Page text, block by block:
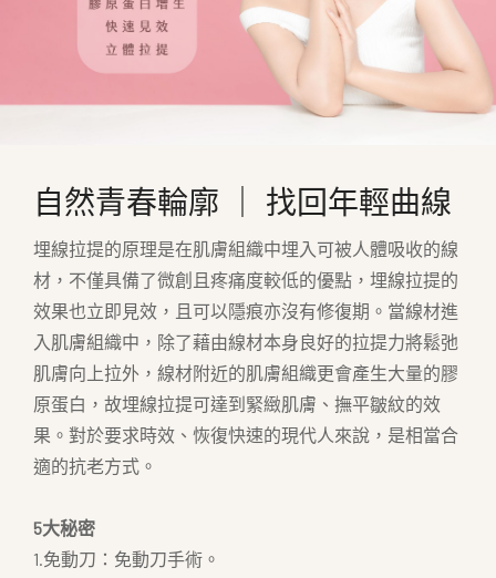
自然青春輪廓 ｜ 找回年輕曲線
埋線拉提的原理是在肌膚組織中埋入可被人體吸收的線
材，不僅具備了微創且疼痛度較低的優點，埋線拉提的
效果也立即見效，且可以隱痕亦沒有修復期。當線材進
入肌膚組織中，除了藉由線材本身良好的拉提力將鬆弛
肌膚向上拉外，線材附近的肌膚組織更會產生大量的膠
原蛋白，故埋線拉提可達到緊緻肌膚、撫平皺紋的效
果。對於要求時效、恢復快速的現代人來說，是相當合
適的抗老方式。
5大秘密
1.免動刀：免動刀手術。